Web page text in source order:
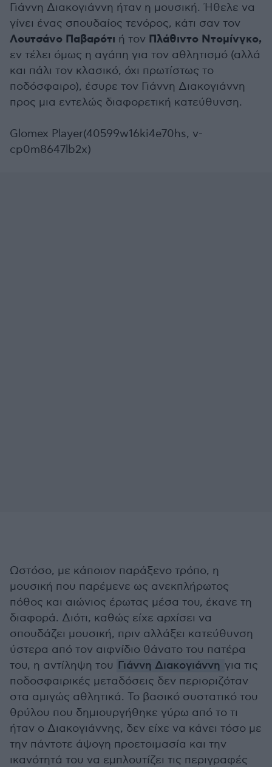
Γιάννη Διακογιάννη ήταν η μουσική. Ήθελε να
γίνει ένας σπουδαίος τενόρος, κάτι σαν τον
Λουτσάνο Παβαρότι ή τον Πλάθιντο Ντομίνγκο,
εν τέλει όμως η αγάπη για τον αθλητισμό (αλλά
και πάλι τον κλασικό, όχι πρωτίστως το
ποδόσφαιρο), έσυρε τον Γιάννη Διακογιάννη
προς μια εντελώς διαφορετική κατεύθυνση.
Glomex Player(40599w16ki4e70hs, v-
cp0m8647lb2x)
Ωστόσο, με κάποιον παράξενο τρόπο, η
μουσική που παρέμενε ως ανεκπλήρωτος
πόθος και αιώνιος έρωτας μέσα του, έκανε τη
διαφορά. Διότι, καθώς είχε αρχίσει να
σπουδάζει μουσική, πριν αλλάξει κατεύθυνση
ύστερα από τον αιφνίδιο θάνατο του πατέρα
του, η αντίληψη του Γιάννη Διακογιάννη για τις
ποδοσφαιρικές μεταδόσεις δεν περιοριζόταν
στα αμιγώς αθλητικά. Το βασικό συστατικό του
θρύλου που δημιουργήθηκε γύρω από το τι
ήταν ο Διακογιάννης, δεν είχε να κάνει τόσο με
την πάντοτε άψογη προετοιμασία και την
ικανότητά του να εμπλουτίζει τις περιγραφές